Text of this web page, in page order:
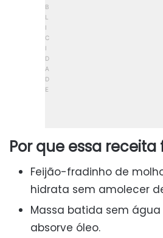
Por que essa
Feijão-fradinho de
hidrata sem amolecer
Massa batida sem
absorve óleo.